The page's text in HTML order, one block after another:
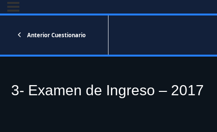
Anterior Cuestionario
3- Examen de Ingreso – 2017